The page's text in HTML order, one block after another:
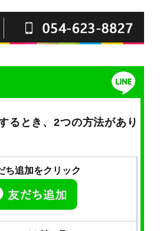
るとき、2つの方法があり
追加をクリック